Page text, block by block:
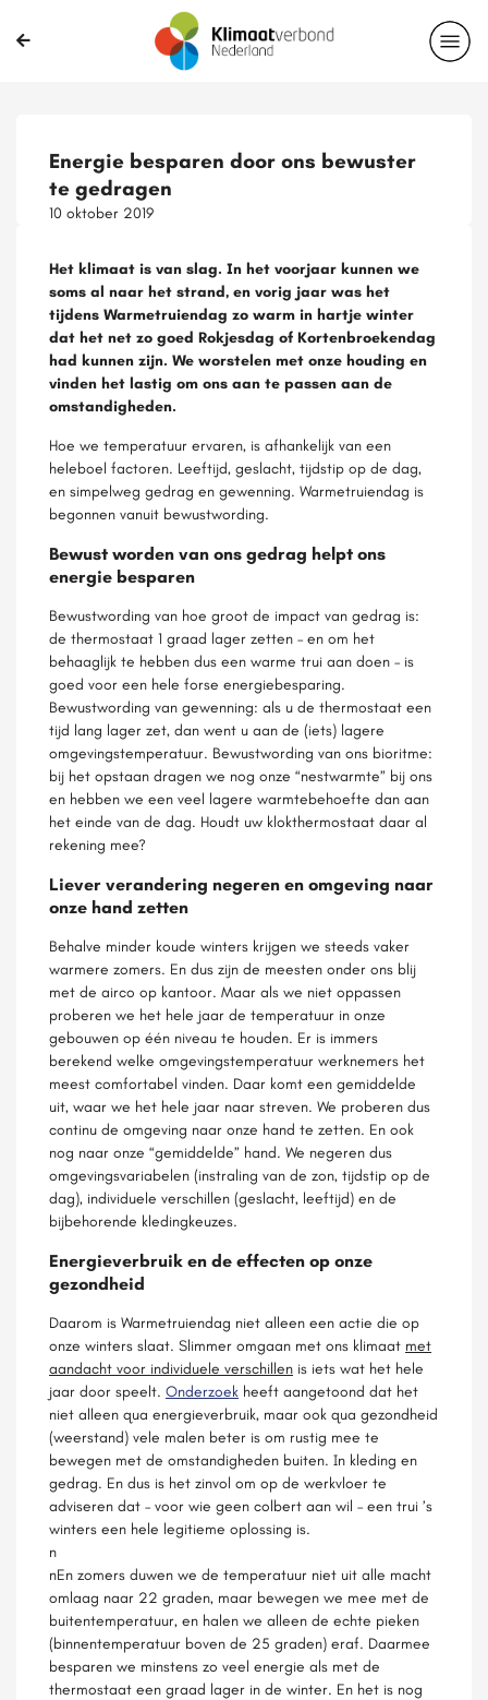
Energie besparen door ons bewuster
te gedragen
10 oktober 2019
Het klimaat is van slag. In het voorjaar kunnen we
soms al naar het strand, en vorig jaar was het
tijdens Warmetruiendag zo warm in hartje winter
dat het net zo goed Rokjesdag of Kortenbroekendag
had kunnen zijn. We worstelen met onze houding en
vinden het lastig om ons aan te passen aan de
omstandigheden.
Hoe we temperatuur ervaren, is afhankelijk van een
heleboel factoren. Leeftijd, geslacht, tijdstip op de dag,
en simpelweg gedrag en gewenning. Warmetruiendag is
begonnen vanuit bewustwording.
Bewust worden van ons gedrag helpt ons
energie besparen
Bewustwording van hoe groot de impact van gedrag is:
de thermostaat 1 graad lager zetten – en om het
behaaglijk te hebben dus een warme trui aan doen – is
goed voor een hele forse energiebesparing.
Bewustwording van gewenning: als u de thermostaat een
tijd lang lager zet, dan went u aan de (iets) lagere
omgevingstemperatuur. Bewustwording van ons bioritme:
bij het opstaan dragen we nog onze “nestwarmte” bij ons
en hebben we een veel lagere warmtebehoefte dan aan
het einde van de dag. Houdt uw klokthermostaat daar al
rekening mee?
Liever verandering negeren en omgeving naar
onze hand zetten
Behalve minder koude winters krijgen we steeds vaker
warmere zomers. En dus zijn de meesten onder ons blij
met de airco op kantoor. Maar als we niet oppassen
proberen we het hele jaar de temperatuur in onze
gebouwen op één niveau te houden. Er is immers
berekend welke omgevingstemperatuur werknemers het
meest comfortabel vinden. Daar komt een gemiddelde
uit, waar we het hele jaar naar streven. We proberen dus
continu de omgeving naar onze hand te zetten. En ook
nog naar onze “gemiddelde” hand. We negeren dus
omgevingsvariabelen (instraling van de zon, tijdstip op de
dag), individuele verschillen (geslacht, leeftijd) en de
bijbehorende kledingkeuzes.
Energieverbruik en de effecten op onze
gezondheid
Daarom is Warmetruiendag niet alleen een actie die op
onze winters slaat. Slimmer omgaan met ons klimaat met
aandacht voor individuele verschillen is iets wat het hele
jaar door speelt. Onderzoek heeft aangetoond dat het
niet alleen qua energieverbruik, maar ook qua gezondheid
(weerstand) vele malen beter is om rustig mee te
bewegen met de omstandigheden buiten. In kleding en
gedrag. En dus is het zinvol om op de werkvloer te
adviseren dat – voor wie geen colbert aan wil – een trui ’s
winters een hele legitieme oplossing is.
n
nEn zomers duwen we de temperatuur niet uit alle macht
omlaag naar 22 graden, maar bewegen we mee met de
buitentemperatuur, en halen we alleen de echte pieken
(binnentemperatuur boven de 25 graden) eraf. Daarmee
besparen we minstens zo veel energie als met de
thermostaat een graad lager in de winter. En het is nog